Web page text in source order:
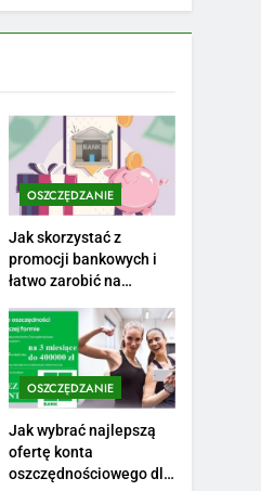
się
na narodziny
budżet
tagger — czym
i zarobki
striptizer:
aktualne stawki
striptizera
psycholog
poznaj średnie
na tym
OSZCZĘDZANIE
Jak skorzystać z
promocji bankowych i
łatwo zarobić na
OSZCZĘDZANIE
Jak wybrać najlepszą
ofertę konta
oszczędnościowego dla